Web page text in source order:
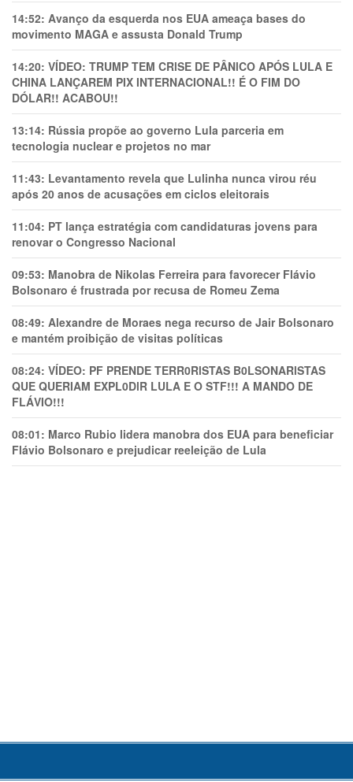
14:52: Avanço da esquerda nos EUA ameaça bases do
movimento MAGA e assusta Donald Trump
14:20: VÍDEO: TRUMP TEM CRlSE DE PÂNlCO APÓS LULA E
CHINA LANÇAREM PIX INTERNACIONAL!! É O FIM DO
DÓLAR!! ACABOU!!
13:14: Rússia propõe ao governo Lula parceria em
tecnologia nuclear e projetos no mar
11:43: Levantamento revela que Lulinha nunca virou réu
após 20 anos de acusações em ciclos eleitorais
11:04: PT lança estratégia com candidaturas jovens para
renovar o Congresso Nacional
09:53: Manobra de Nikolas Ferreira para favorecer Flávio
Bolsonaro é frustrada por recusa de Romeu Zema
08:49: Alexandre de Moraes nega recurso de Jair Bolsonaro
e mantém proibição de visitas políticas
08:24: VÍDEO: PF PRENDE TERR0RlSTAS B0LSONARlSTAS
QUE QUERIAM EXPL0DlR LULA E O STF!!! A MANDO DE
FLÁVIO!!!
08:01: Marco Rubio lidera manobra dos EUA para beneficiar
Flávio Bolsonaro e prejudicar reeleição de Lula